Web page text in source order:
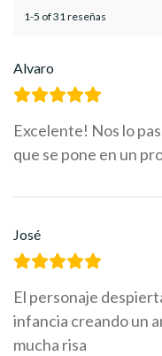
1-5 of 31 reseñas
Alvaro
Excelente! Nos lo
que se pone en un
José
El personaje
infancia creando un
mucha risa